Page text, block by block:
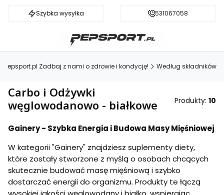
Szybka wysyłka Darmowa dostawa od 199 zł
531067058
Pepsport.pl Zadbaj z nami o zdrowie i kondycję! Według składników
Carbo i Odżywki
węglowodanowo - białkowe
Produkty: 10
Gainery - Szybka Energia i Budowa Masy Mięśniowej
W kategorii "Gainery" znajdziesz suplementy diety,
które zostały stworzone z myślą o osobach chcących
skutecznie budować masę mięśniową i szybko
dostarczać energii do organizmu. Produkty te łączą